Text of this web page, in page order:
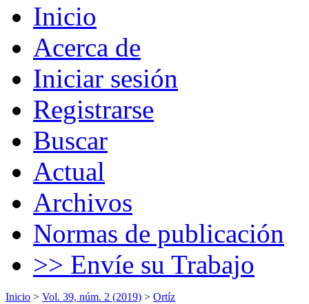
Inicio
Acerca de
Iniciar sesión
Registrarse
Buscar
Actual
Archivos
Normas de publicación
>> Envíe su Trabajo
Inicio > Vol. 39, núm. 2 (2019) > Ortíz